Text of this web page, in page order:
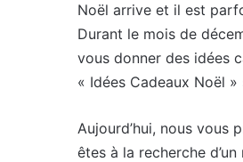
Noël arrive et il est
Durant le mois de
vous donner des idées
« Idées Cadeaux Noël
Aujourd’hui, nous vous
êtes à la recherche